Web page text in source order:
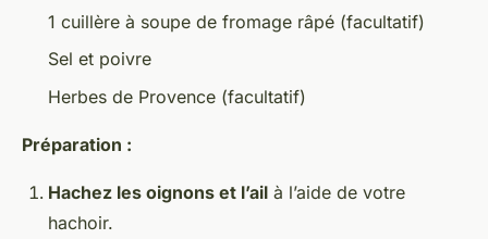
1 cuillère à soupe de fromage râpé (facultatif)
Sel et poivre
Herbes de Provence (facultatif)
Préparation :
Hachez les oignons et l’ail à l’aide de votre
hachoir.